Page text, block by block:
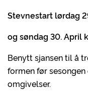
Stevnestart lørdag
og søndag 30. April
Benytt sjansen til å
formen før
omgivelser.